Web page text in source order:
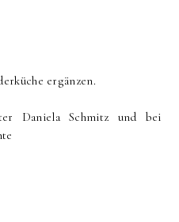
ergänzen.
Daniela Schmitz und bei